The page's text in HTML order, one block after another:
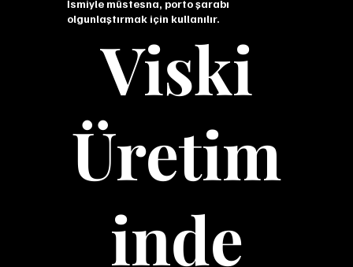
İsmiyle müstesna, porto şarabı
olgunlaştırmak için kullanılır.
Viski
Üretim
inde